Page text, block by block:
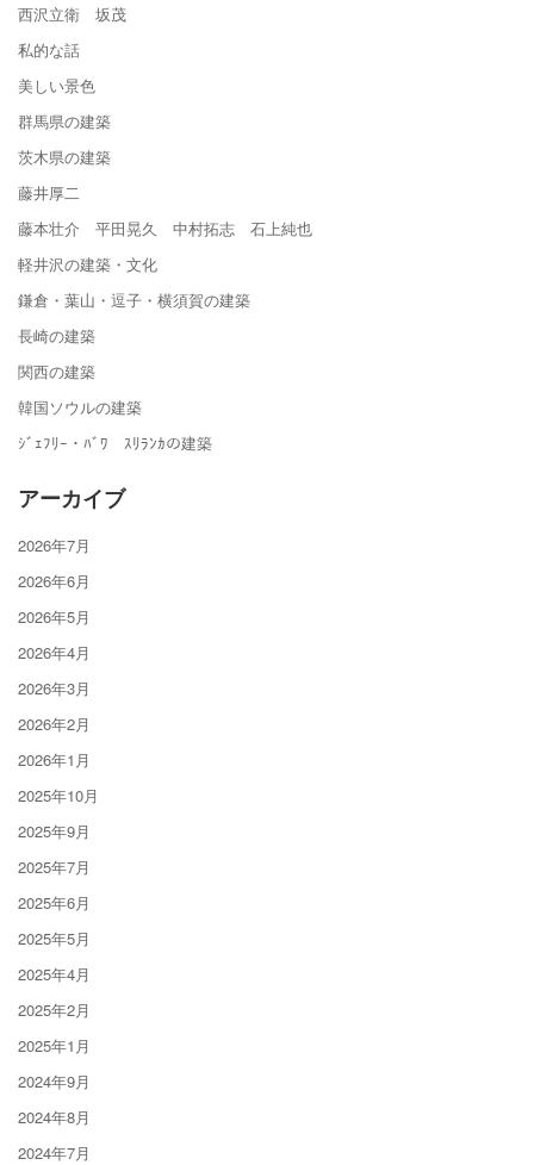
西沢立衛 坂茂
私的な話
美しい景色
群馬県の建築
茨木県の建築
藤井厚二
藤本壮介 平田晃久 中村拓志 石上純也
軽井沢の建築・文化
鎌倉・葉山・逗子・横須賀の建築
長崎の建築
関西の建築
韓国ソウルの建築
ｼﾞｪﾌﾘｰ・ﾊﾞﾜ ｽﾘﾗﾝｶの建築
アーカイブ
2026年7月
2026年6月
2026年5月
2026年4月
2026年3月
2026年2月
2026年1月
2025年10月
2025年9月
2025年7月
2025年6月
2025年5月
2025年4月
2025年2月
2025年1月
2024年9月
2024年8月
2024年7月